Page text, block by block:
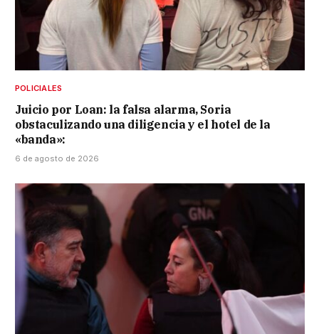
POLICIALES
Juicio por Loan: la falsa alarma, Soria
obstaculizando una diligencia y el hotel de la
«banda»:
6 de agosto de 2026